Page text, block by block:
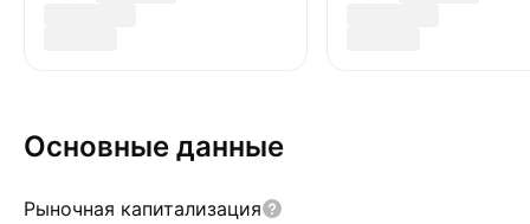
Основные данные
Рыночная капитализация